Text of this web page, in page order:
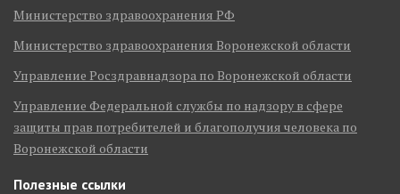
Министерство здравоохранения РФ
Министерство здравоохранения Воронежской области
Управление Росздравнадзора по Воронежской области
Управление Федеральной службы по надзору в сфере
защиты прав потребителей и благополучия человека по
Воронежской области
Полезные ссылки